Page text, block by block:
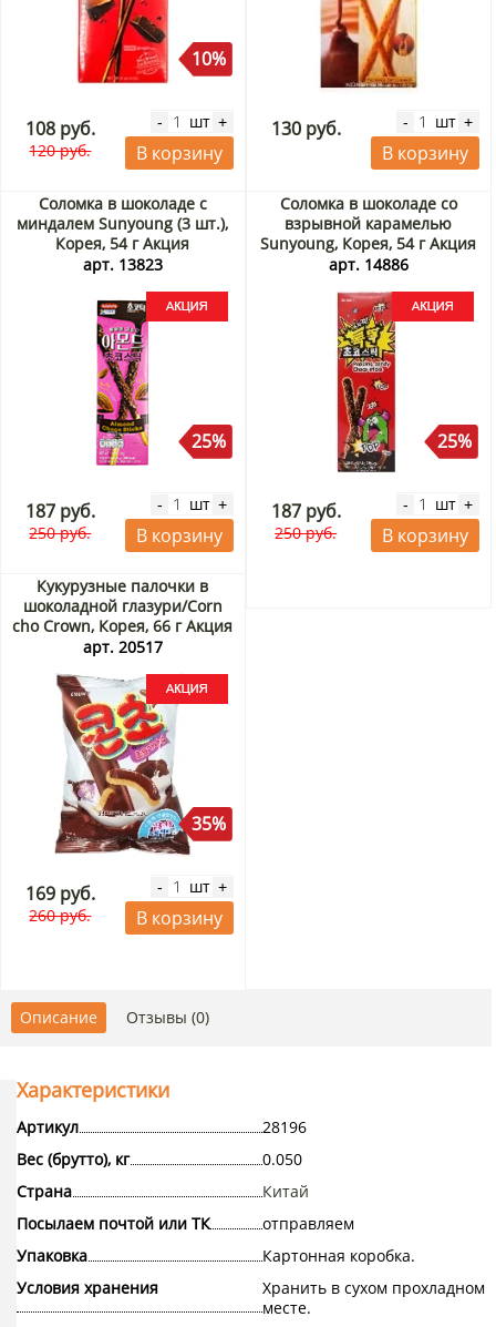
10%
108 руб.
120 руб.
- шт +
В корзину
130 руб. - шт +
В корзину
Соломка в шоколаде с
миндалем Sunyoung (3 шт.),
Корея, 54 г Акция
арт. 13823
25%
187 руб.
250 руб.
- шт +
В корзину
Соломка в шоколаде со
взрывной карамелью
Sunyoung, Корея, 54 г Акция
арт. 14886
25%
187 руб.
250 руб.
- шт +
В корзину
Кукурузные палочки в
шоколадной глазури/Corn
cho Crown, Корея, 66 г Акция
арт. 20517
35%
169 руб.
260 руб.
- шт +
В корзину
Описание Отзывы (0)
Характеристики
Артикул
28196
Вес (брутто), кг
0.050
Страна
Китай
Посылаем почтой или ТК
отправляем
Упаковка
Картонная коробка.
Условия хранения
Хранить в сухом прохладном
месте.